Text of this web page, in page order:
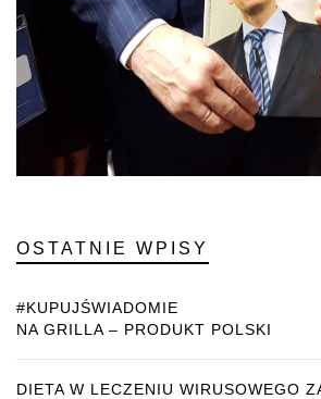
OSTATNIE WPISY
#KUPUJŚWIADOMIE
NA GRILLA – PRODUKT POLSKI
DIETA W LECZENIU WIRUSOWEGO